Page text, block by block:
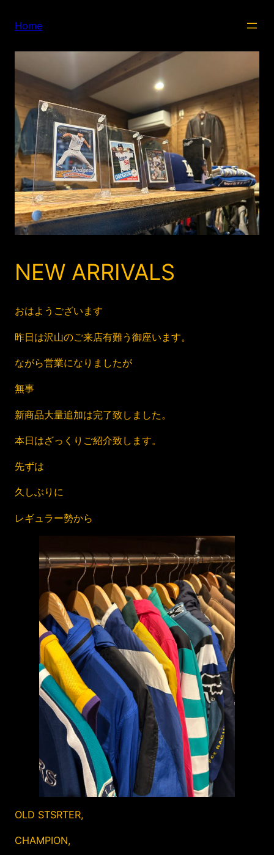
Home
NEW ARRIVALS
おはようございます
昨日は沢山のご来店有難う御座います。
ながら営業になりましたが
無事
新商品大量追加は完了致しました。
本日はざっくりご紹介致します。
先ずは
久しぶりに
レギュラー勢から
OLD STSRTER,
CHAMPION,